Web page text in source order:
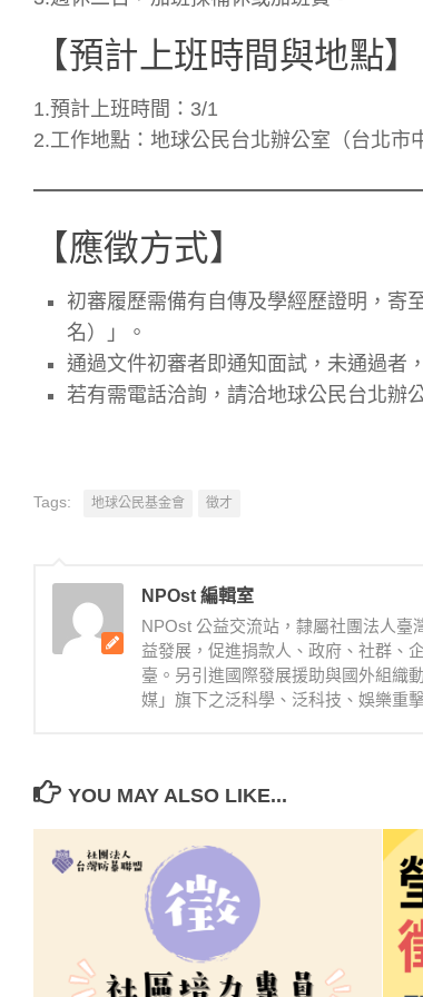
【預計上班時間與地點】
1.預計上班時間：3/1
2.工作地點：地球公民台北辦公室（台北市
【應徵方式】
初審履歷需備有自傳及學經歷證明，寄
名）」。
通過文件初審者即通知面試，未通過者
若有需電話洽詢，請洽地球公民台北辦
Tags: 地球公民基金會 徵才
NPOst 編輯室
NPOst 公益交流站，隸屬社團法人臺
益發展，促進捐款人、政府、社群、
臺。另引進國際發展援助與國外組織
媒」旗下之泛科學、泛科技、娛樂重
YOU MAY ALSO LIKE...